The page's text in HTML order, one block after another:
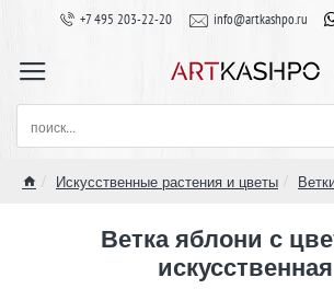
+7 495 203-22-20 info@artkashpo.ru
поиск...
Искусственные растения и цветы
Ветка яблони с
искусственная